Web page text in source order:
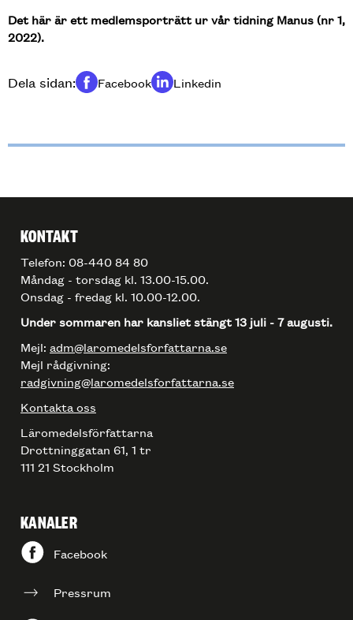
Det här är ett medlemsporträtt ur vår tidning Manus (nr 1,
2022).
Dela sidan:
Dela på
Facebook
Dela på
Linkedin
KONTAKT
Telefon: 08-440 84 80
Måndag - torsdag kl. 13.00-15.00.
Onsdag - fredag kl. 10.00-12.00.
Under sommaren har kansliet stängt 13 juli - 7 augusti.
Mejl: adm@laromedelsforfattarna.se
Mejl rådgivning:
radgivning@laromedelsforfattarna.se
Kontakta oss
Läromedelsförfattarna
Drottninggatan 61, 1 tr
111 21 Stockholm
KANALER
Facebook
Pressrum